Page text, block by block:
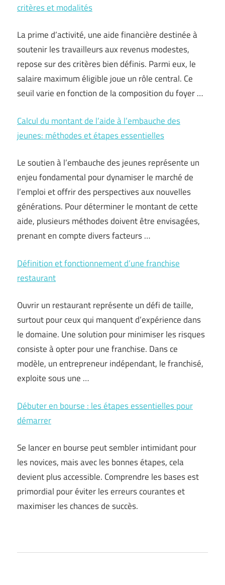
critères et modalités
La prime d’activité, une aide financière destinée à
soutenir les travailleurs aux revenus modestes,
repose sur des critères bien définis. Parmi eux, le
salaire maximum éligible joue un rôle central. Ce
seuil varie en fonction de la composition du foyer …
Calcul du montant de l’aide à l’embauche des
jeunes: méthodes et étapes essentielles
Le soutien à l’embauche des jeunes représente un
enjeu fondamental pour dynamiser le marché de
l’emploi et offrir des perspectives aux nouvelles
générations. Pour déterminer le montant de cette
aide, plusieurs méthodes doivent être envisagées,
prenant en compte divers facteurs …
Définition et fonctionnement d’une franchise
restaurant
Ouvrir un restaurant représente un défi de taille,
surtout pour ceux qui manquent d’expérience dans
le domaine. Une solution pour minimiser les risques
consiste à opter pour une franchise. Dans ce
modèle, un entrepreneur indépendant, le franchisé,
exploite sous une …
Débuter en bourse : les étapes essentielles pour
démarrer
Se lancer en bourse peut sembler intimidant pour
les novices, mais avec les bonnes étapes, cela
devient plus accessible. Comprendre les bases est
primordial pour éviter les erreurs courantes et
maximiser les chances de succès.